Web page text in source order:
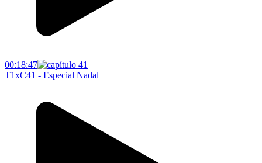
00:18:47
T1xC41 - Especial Nadal